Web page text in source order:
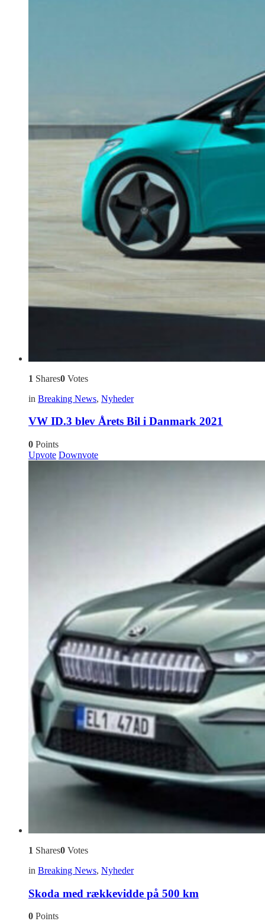
1 Shares0 Votes
in Breaking News, Nyheder
VW ID.3 blev Årets Bil i Danmark 2021
0 Points
Upvote Downvote
1 Shares0 Votes
in Breaking News, Nyheder
Skoda med rækkevidde på 500 km
0 Points